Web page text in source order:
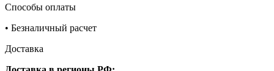
Способы оплаты
• Безналичный расчет
Доставка